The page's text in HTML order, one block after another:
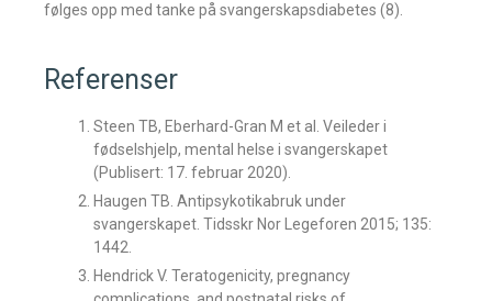
følges opp med tanke på svanger­skapsdiabetes (8).
Referenser
Steen TB, Eberhard-Gran M et al. Veileder i
fødselshjelp, mental helse i svangerskapet
(Publisert: 17. februar 2020).
Haugen TB. Antipsykotikabruk under
svangerskapet. Tidsskr Nor Legeforen 2015; 135:
1442.
Hendrick V. Teratogenicity, pregnancy